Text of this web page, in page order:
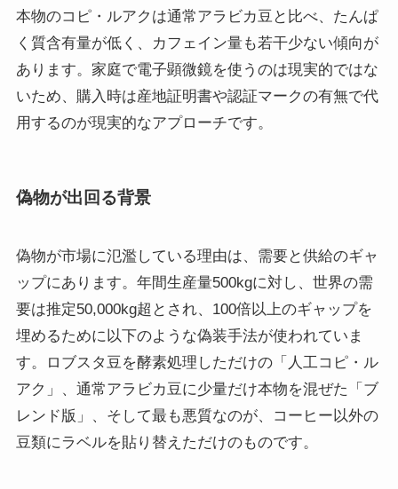
本物のコピ・ルアクは通常アラビカ豆と比べ、たんぱ
く質含有量が低く、カフェイン量も若干少ない傾向が
あります。家庭で電子顕微鏡を使うのは現実的ではな
いため、購入時は産地証明書や認証マークの有無で代
用するのが現実的なアプローチです。
偽物が出回る背景
偽物が市場に氾濫している理由は、需要と供給のギャ
ップにあります。年間生産量500kgに対し、世界の需
要は推定50,000kg超とされ、100倍以上のギャップを
埋めるために以下のような偽装手法が使われていま
す。ロブスタ豆を酵素処理しただけの「人工コピ・ル
アク」、通常アラビカ豆に少量だけ本物を混ぜた「ブ
レンド版」、そして最も悪質なのが、コーヒー以外の
豆類にラベルを貼り替えただけのものです。